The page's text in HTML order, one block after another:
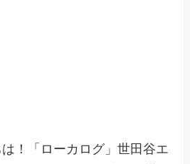
！「ローカログ」世田谷エ